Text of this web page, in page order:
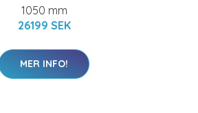
1050 mm
26199 SEK
MER INFO!